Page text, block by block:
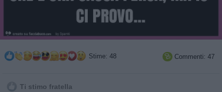
Stime: 48  Commenti: 47
Ti stimo fratella